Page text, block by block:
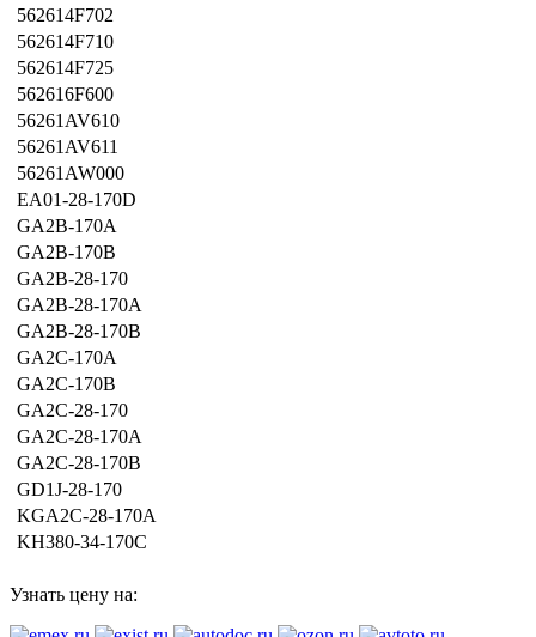
562614F702
562614F710
562614F725
562616F600
56261AV610
56261AV611
56261AW000
EA01-28-170D
GA2B-170A
GA2B-170B
GA2B-28-170
GA2B-28-170A
GA2B-28-170B
GA2C-170A
GA2C-170B
GA2C-28-170
GA2C-28-170A
GA2C-28-170B
GD1J-28-170
KGA2C-28-170A
KH380-34-170C
Узнать цену на: